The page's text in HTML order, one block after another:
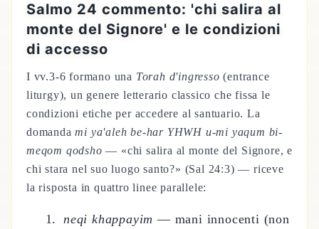
Salmo 24 commento: 'chi salira al
monte del Signore' e le condizioni
di accesso
I vv.3-6 formano una Torah d'ingresso (entrance
liturgy), un genere letterario classico che fissa le
condizioni etiche per accedere al santuario. La
domandami ya'aleh be-har YHWH u-mi yaqum bi-
meqom qodsho — «chi salira al monte del Signore, e
chi stara nel suo luogo santo?» (Sal 24:3) — riceve
la risposta in quattro linee parallele:
neqi khappayim — mani innocenti (non